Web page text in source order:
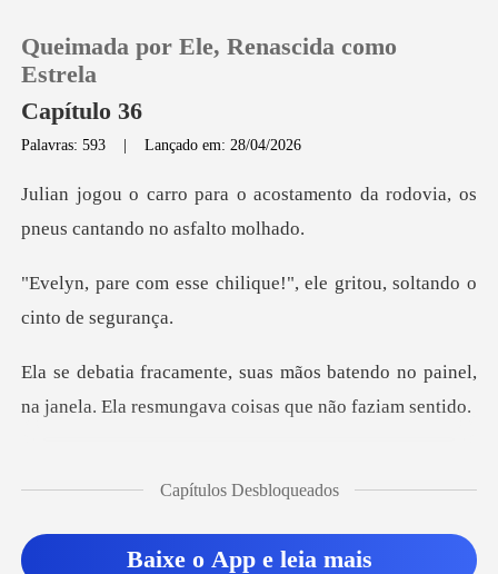
Loja
Histórico
Queimada por Ele, Renascida como
Estrela
Capítulo 36
Palavras: 593 |Lançado em: 28/04/2026
costamento da rodovia, os
pne
ilique!", ele gritou, sol
batendo no painel,
na janela. Ela res
Capítulos Desbloqueados
Baixe o App e leia mais